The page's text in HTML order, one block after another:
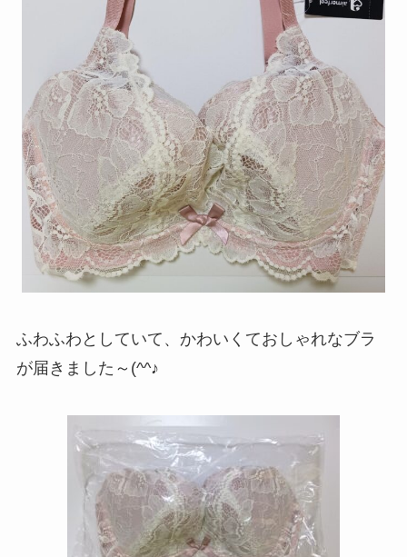
ふわふわとしていて、かわいくておしゃれなブラ
が届きました～(^^♪